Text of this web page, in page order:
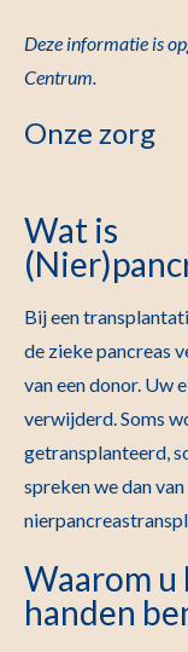
Deze informatie is
Centrum.
Onze zorg
Wat is
Bij een
de zieke pancreas
van een donor. Uw
verwijderd. Soms
getransplanteerd,
spreken we dan
Waarom u
handen